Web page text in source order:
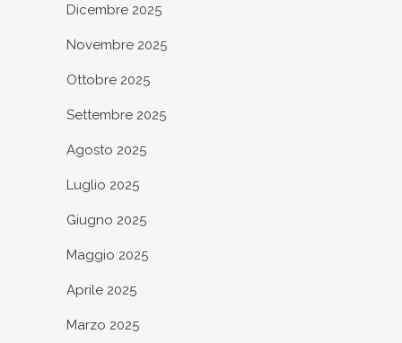
Dicembre 2025
Novembre 2025
Ottobre 2025
Settembre 2025
Agosto 2025
Luglio 2025
Giugno 2025
Maggio 2025
Aprile 2025
Marzo 2025